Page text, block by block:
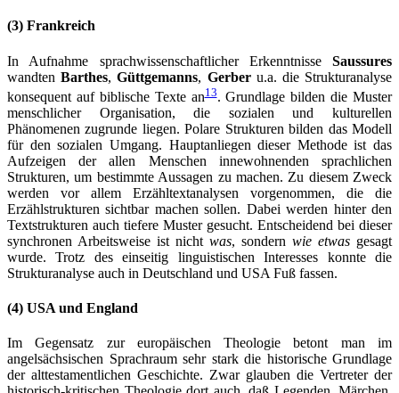
(3) Frankreich
In Aufnahme sprachwissenschaftlicher Erkenntnisse Saussures
wandtenBarthes,Güttgemanns, Gerberu.a. die Strukturanalyse
konsequent auf biblische Texte an13. Grundlage bilden die Muster
menschlicher Organisation, die sozialen und kulturellen
Phänomenen zugrunde liegen. Polare Strukturen bilden das Modell
für den sozialen Umgang. Hauptanliegen dieser Methode ist das
Aufzeigen der allen Menschen innewohnenden sprachlichen
Strukturen, um bestimmte Aussagen zu machen. Zu diesem Zweck
werden vor allem Erzähltextanalysen vorgenommen, die die
Erzählstrukturen sichtbar machen sollen. Dabei werden hinter den
Textstrukturen auch tiefere Muster gesucht. Entscheidend bei dieser
synchronen Arbeitsweise ist nicht was, sondern wie etwas gesagt
wurde. Trotz des einseitig linguistischen Interesses konnte die
Strukturanalyse auch in Deutschland und USA Fuß fassen.
(4) USA und England
Im Gegensatz zur europäischen Theologie betont man im
angelsächsischen Sprachraum sehr stark die historische Grundlage
der alttestamentlichen Geschichte. Zwar glauben die Vertreter der